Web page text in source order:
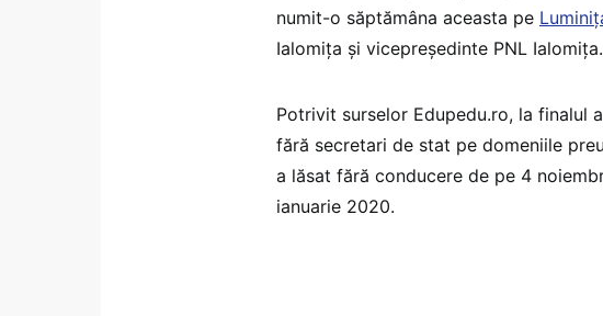
numit-o săptămâna aceasta pe
Ialomiţa şi vicepreşedinte PNL Ialomiţa.
Potrivit surselor Edupedu.ro, la finalul
fără secretari de stat pe domeniile
a lăsat fără conducere de pe 4
ianuarie 2020.